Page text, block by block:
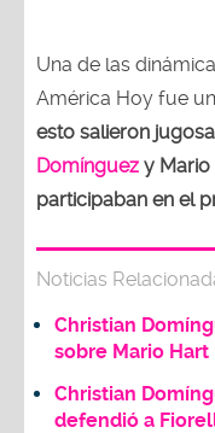
Una de las
América Hoy fue
esto salieron
Domínguez y Mario
participaban en el
Noticias
Christian
sobre Mario Hart
Christian
defendió a